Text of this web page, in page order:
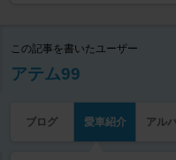
この記事を書いたユーザー
アテム99
ブログ 愛車紹介 アル